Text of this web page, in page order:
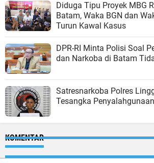
Diduga Tipu Proyek MBG
Batam, Waka BGN dan
Turun Kawal Kasus
DPR-RI Minta Polisi Soal
dan Narkoba di Batam
Satresnarkoba Polres
Tesangka
KOMENTAR